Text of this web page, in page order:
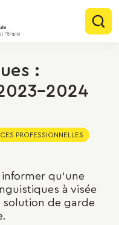
:
2024
PROFESSIONNELLES
qu’une
à visée
solution de garde